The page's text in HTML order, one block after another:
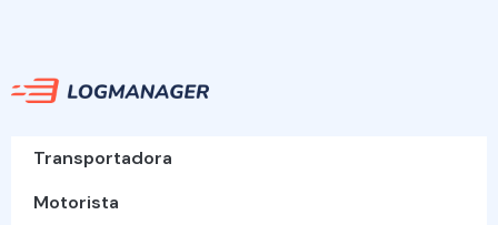
Transportadora
Motorista